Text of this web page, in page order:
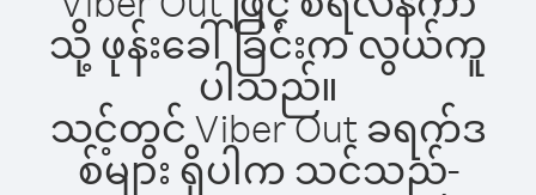
သို့ ဖုန်းခေါ်ခြင်းက လွယ်ကူ
ပါသည်။
သင့်တွင် Viber Out ခရက်ဒ
စ်များ ရှိပါက သင်သည်-